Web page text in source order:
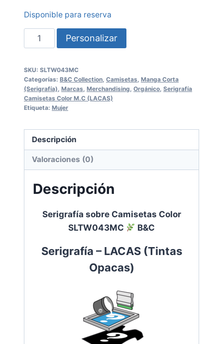
Disponible para reserva
Serigrafía
sobre
Color
SLTW043MC
cantidad
Personalizar
SKU: SLTW043MC
Categorías: B&C Collection, Camisetas, Manga Corta
(Serigrafía), Marcas, Merchandising, Orgánico, Serigrafía
Camisetas Color M.C (LACAS)
Etiqueta: Mujer
Descripción
Valoraciones (0)
Descripción
Serigrafía sobre Camisetas Color
SLTW043MC
B&C
Serigrafía – LACAS (Tintas
Opacas)